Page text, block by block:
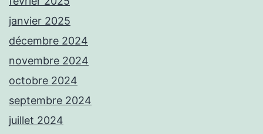
janvier 2025
décembre 2024
novembre 2024
octobre 2024
septembre 2024
juillet 2024